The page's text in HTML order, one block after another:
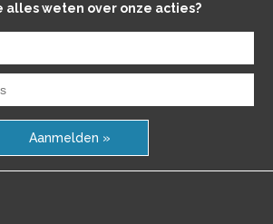
alles weten over onze acties?
Aanmelden »